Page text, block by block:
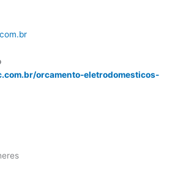
orcamento-eletrodomesticos-